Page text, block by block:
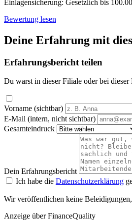
Einlagensicherung: Gesetzlich bis
Bewertung lesen
Deine Erfahrung mit
Erfahrungsbericht teilen
Du warst in dieser Filiale oder bei
Vorname (sichtbar)
E-Mail (intern, nicht sichtbar)
Gesamteindruck
Dein Erfahrungsbericht
Ich habe die Datenschutzerklärung
Wir veröffentlichen keine
Anzeige über FinanceQuality